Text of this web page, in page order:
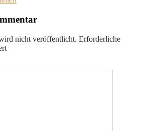
nicht veröffentlicht. Erforderliche